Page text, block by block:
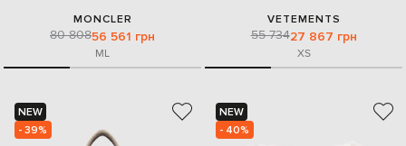
MONCLER
80 80856 561 грн
ML
VETEMENTS
55 73427 867 грн
XS
NEW
- 39%
NEW
- 40%